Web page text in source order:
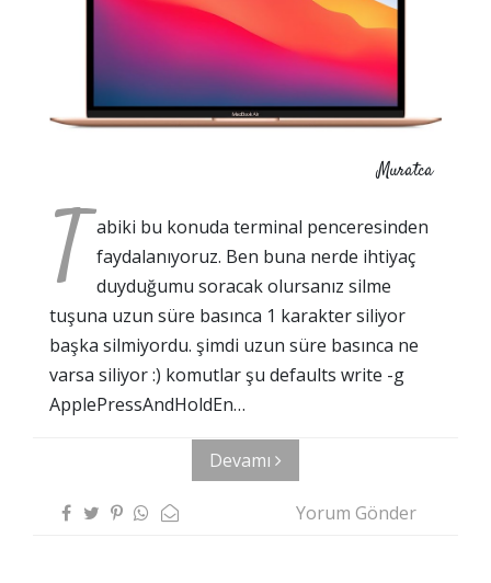
Muratca
T abiki bu konuda terminal penceresinden
faydalanıyoruz. Ben buna nerde ihtiyaç
duyduğumu soracak olursanız silme
tuşuna uzun süre basınca 1 karakter siliyor
başka silmiyordu. şimdi uzun süre basınca ne
varsa siliyor :) komutlar şu defaults write -g
ApplePressAndHoldEn…
Devamı
Yorum Gönder